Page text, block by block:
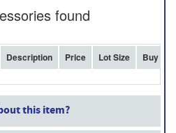
found
Description Price Lot Size Buy
this item?